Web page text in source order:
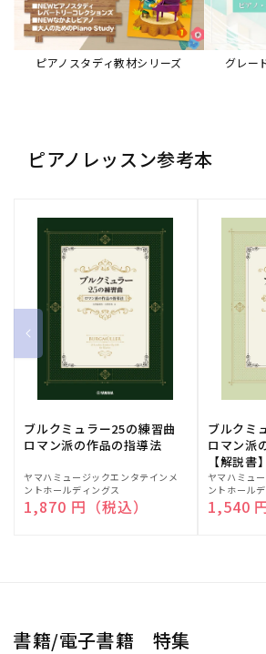
ピアノスタディ教材シリーズ グレー
ピアノレッスン参考本
ブルクミュラー25の練習曲
ロマン派の作品の指導法
販
売
元:
ヤマハミュージックエンタテインメ
ントホールディングス
通常価格
1,870 円（税込）
ブルクミ
ロマン派
【解説書】
販
売
元:
ヤマハミュ
ントホール
通常価
1,540
書籍/電子書籍 特集